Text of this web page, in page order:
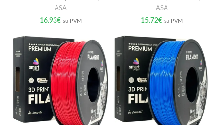
ASA
16.93€ su PVM
ASA
15.72€ su PVM